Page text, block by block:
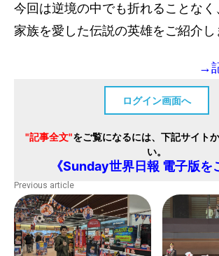
今回は逆境の中でも折れることなく
家族を愛した伝説の英雄をご紹介し
→
ログイン画面へ
"記事全文"をご覧になるには、下記サイト
い。
《Sunday世界日報 電子版を
Previous article